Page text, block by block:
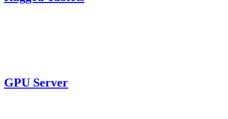
GPU Server